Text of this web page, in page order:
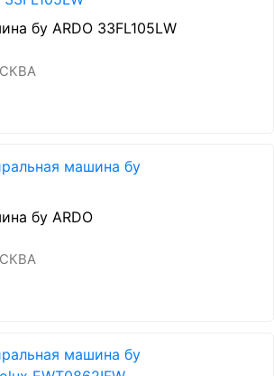
бу ARDO 33FL105LW
бу ARDO